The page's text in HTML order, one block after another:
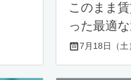
このまま
った最適
7月18日（土